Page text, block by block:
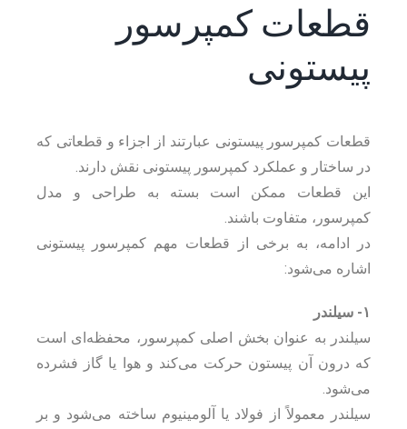
قطعات کمپرسور
پیستونی
قطعات کمپرسور پیستونی عبارتند از اجزاء و قطعاتی که
در ساختار و عملکرد کمپرسور پیستونی نقش دارند.
این قطعات ممکن است بسته به طراحی و مدل
کمپرسور، متفاوت باشند.
در ادامه، به برخی از قطعات مهم کمپرسور پیستونی
اشاره می‌شود:
۱- سیلندر
سیلندر به عنوان بخش اصلی کمپرسور، محفظه‌ای است
که درون آن پیستون حرکت می‌کند و هوا یا گاز فشرده
می‌شود.
سیلندر معمولاً از فولاد یا آلومینیوم ساخته می‌شود و بر